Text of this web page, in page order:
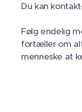
Du kan
Følg endelig
fortæller om
menneske at